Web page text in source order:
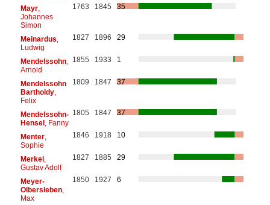
Mayr,
Johannes
Simon
1763 1845 35
Meinardus
Ludwig
1827 1896 29
Mendelssohn,
Arnold
1855 1933 1
Mendelssohn
Bartholdy,
Felix
1809 1847 37
Mendelssohn-
Hensel, Fanny
1805 1847 37
Menter,
Sophie
1846 1918 10
Merkel,
Gustav Adolf
1827 1885 29
Meyer-
Olbersleben,
Max
1850 1927 6